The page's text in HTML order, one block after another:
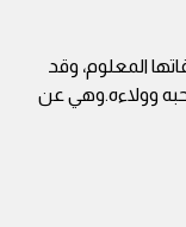
المعلوم، وقد
وولاءه.وهي عن